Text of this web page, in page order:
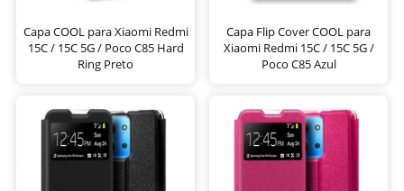
Capa COOL para Xiaomi Redmi
15C / 15C 5G / Poco C85 Hard
Ring Preto
Capa Flip Cover COOL para
Xiaomi Redmi 15C / 15C 5G /
Poco C85 Azul